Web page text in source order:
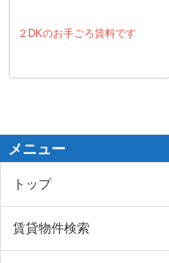
２DKのお手ごろ賃料です
メニュー
トップ
賃貸物件検索